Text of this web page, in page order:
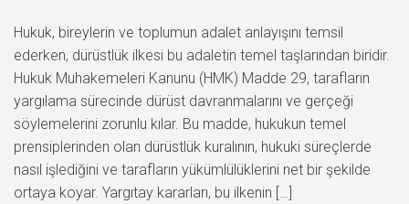
Hukuk, bireylerin ve toplumun adalet anlayışını temsil
ederken, dürüstlük ilkesi bu adaletin temel taşlarından biridir.
Hukuk Muhakemeleri Kanunu (HMK) Madde 29, tarafların
yargılama sürecinde dürüst davranmalarını ve gerçeği
söylemelerini zorunlu kılar. Bu madde, hukukun temel
prensiplerinden olan dürüstlük kuralının, hukuki süreçlerde
nasıl işlediğini ve tarafların yükümlülüklerini net bir şekilde
ortaya koyar. Yargıtay kararları, bu ilkenin […]